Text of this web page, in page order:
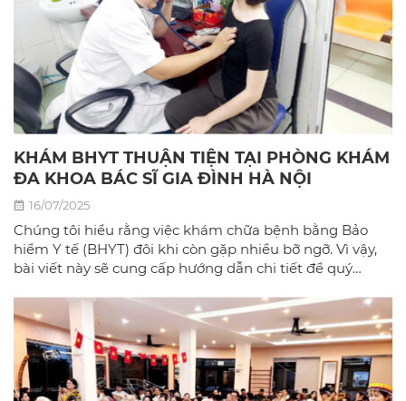
KHÁM BHYT THUẬN TIỆN TẠI PHÒNG KHÁM
ĐA KHOA BÁC SĨ GIA ĐÌNH HÀ NỘI
16/07/2025
Chúng tôi hiểu rằng việc khám chữa bệnh bằng Bảo
hiểm Y tế (BHYT) đôi khi còn gặp nhiều bỡ ngỡ. Vì vậy,
bài viết này sẽ cung cấp hướng dẫn chi tiết để quý
quả nhất tại phòng khám đa khoa Bác sĩ gia đình hà
Nội.